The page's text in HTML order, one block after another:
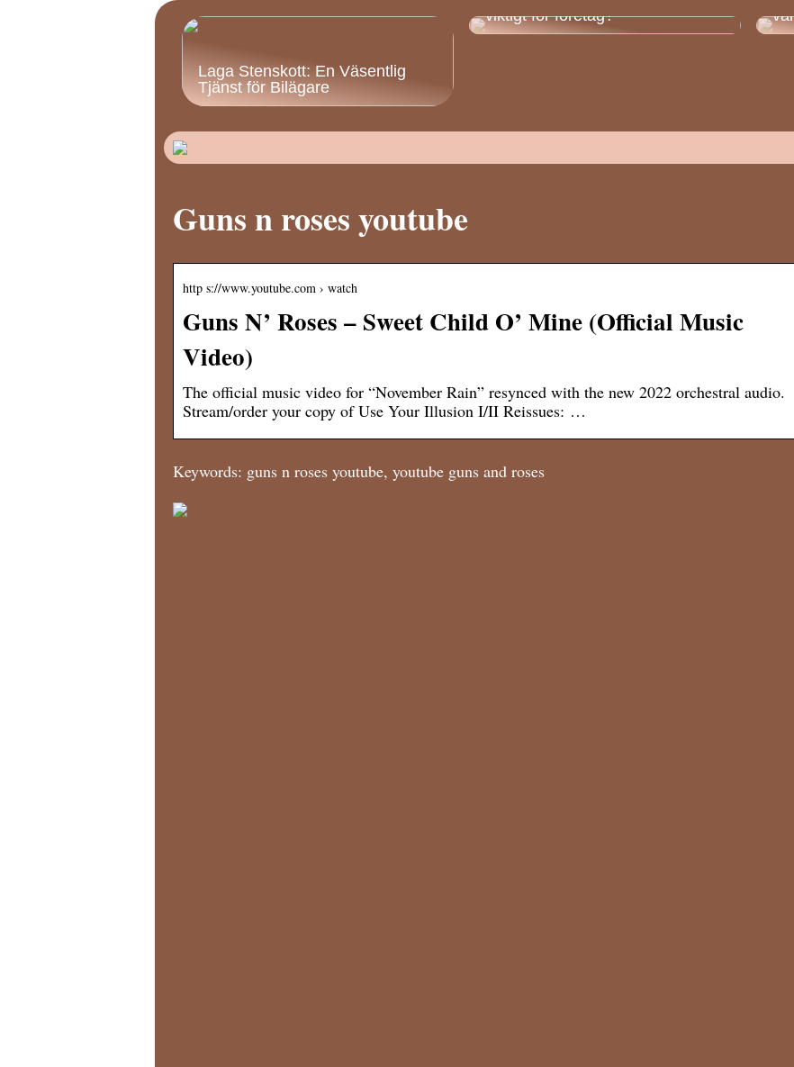
Laga Stenskott: En Väsentlig
Tjänst för Bilägare
viktigt för företag?
väl
Guns n roses youtube
http s://www.youtube.com › watch
Guns N’ Roses – Sweet Child O’ Mine (Official Music
Video)
The official music video for “November Rain” resynced with the new 2022 orchestral audio.
Stream/order your copy of Use Your Illusion I/II Reissues: …
Keywords: guns n roses youtube, youtube guns and roses